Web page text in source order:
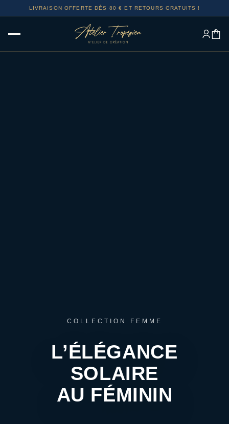
LIVRAISON OFFERTE DÈS 80 € ET RETOURS GRATUITS !
COLLECTION FEMME
L’ÉLÉGANCE
SOLAIRE
AU FÉMININ